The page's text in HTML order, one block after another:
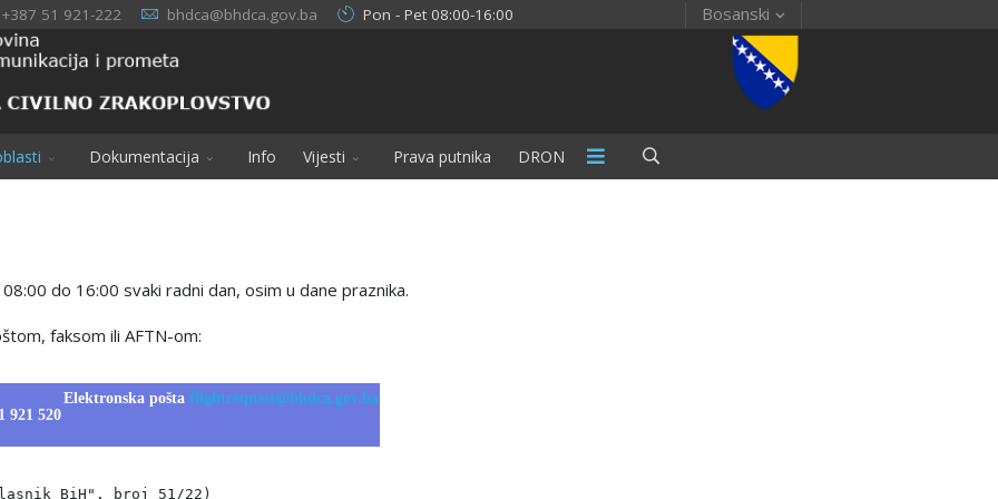
+387 51 921-222 bhdca@bhdca.gov.ba Pon - Pet 08:00-16:00 Bosanski
Dokumentacija Info Vijesti Prava putnika DRON
do 16:00 svaki radni dan, osim u dane praznika.
faksom ili AFTN-om:
921 520
Elektronska pošta flightrequest@bhdca.gov.ba
BiH", broj 51/22)